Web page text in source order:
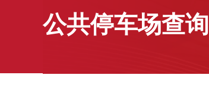
公共停车场查询